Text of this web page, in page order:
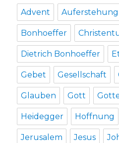
Advent Auferstehung
Bonhoeffer
Dietrich Bonhoeffer
Gebet Gesellschaft
Glauben Gott
Heidegger Hoffnung
Jerusalem Jesus